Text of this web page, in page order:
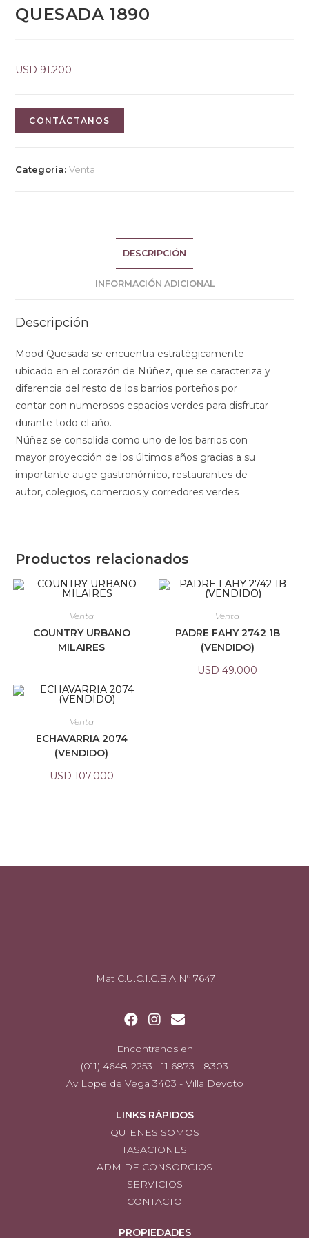
QUESADA 1890
USD 91.200
CONTÁCTANOS
Categoría:Venta
DESCRIPCIÓN
INFORMACIÓN ADICIONAL
Descripción
Mood Quesada se encuentra estratégicamente
ubicado en el corazón de Núñez, que se caracteriza y
diferencia del resto de los barrios porteños por
contar con numerosos espacios verdes para disfrutar
durante todo el año.
Núñez se consolida como uno de los barrios con
mayor proyección de los últimos años gracias a su
importante auge gastronómico, restaurantes de
autor, colegios, comercios y corredores verdes
Productos relacionados
Venta
COUNTRY URBANO
MILAIRES
Venta
PADRE FAHY 2742 1B
(VENDIDO)
USD 49.000
Venta
ECHAVARRIA 2074
(VENDIDO)
USD 107.000
Mat C.U.C.I.C.B.A Nº 7647
Encontranos en
(011) 4648-2253 - 11 6873 - 8303
Av Lope de Vega 3403 - Villa Devoto
LINKS RÁPIDOS
QUIENES SOMOS
TASACIONES
ADM DE CONSORCIOS
SERVICIOS
CONTACTO
PROPIEDADES